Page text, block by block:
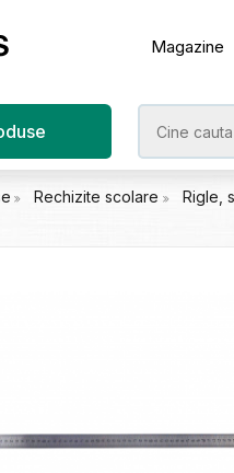
Magazine
Rechizite scolare Rigle,